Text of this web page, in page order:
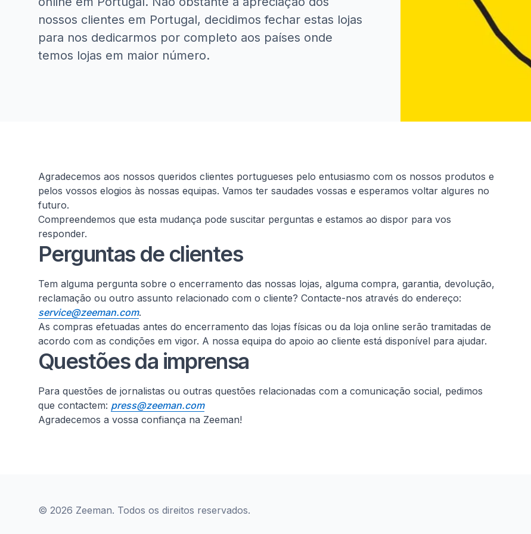
nossos clientes em Portugal, decidimos fechar estas lojas
para nos dedicarmos por completo aos países onde
temos lojas em maior número.
Homepage
Agradecemos aos nossos queridos clientes portugueses pelo entusiasmo com os nossos produtos e
pelos vossos elogios às nossas equipas. Vamos ter saudades vossas e esperamos voltar algures no
futuro.
Compreendemos que esta mudança pode suscitar perguntas e estamos ao dispor para vos
responder.
Perguntas de clientes
Tem alguma pergunta sobre o encerramento das nossas lojas, alguma compra, garantia, devolução,
reclamação ou outro assunto relacionado com o cliente? Contacte-nos através do endereço:
service@zeeman.com.
As compras efetuadas antes do encerramento das lojas físicas ou da loja online serão tramitadas de
acordo com as condições em vigor. A nossa equipa do apoio ao cliente está disponível para ajudar.
Questões da imprensa
Para questões de jornalistas ou outras questões relacionadas com a comunicação social, pedimos
que contactem: press@zeeman.com
Agradecemos a vossa confiança na Zeeman!
© 2026 Zeeman. Todos os direitos reservados.